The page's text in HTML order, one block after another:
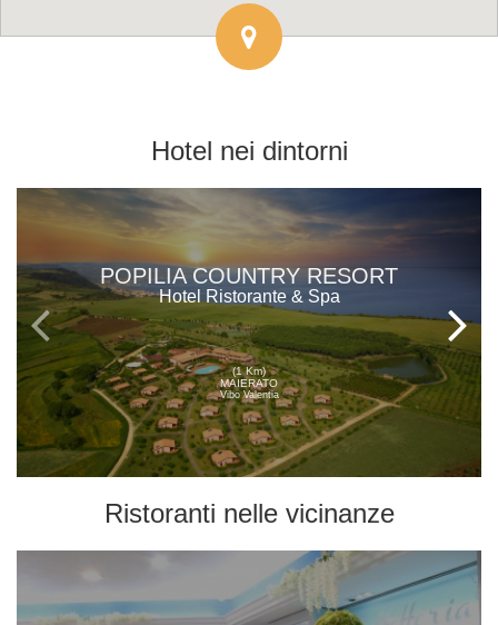
Hotel nei dintorni
POPILIA COUNTRY RESORT
Hotel Ristorante & Spa
(1 Km)
MAIERATO
Vibo Valentia
Ristoranti nelle vicinanze